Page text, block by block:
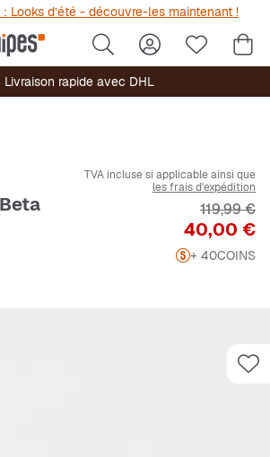
: Looks d’été - découvre-les maintenant !
Livraison rapide avec DHL
TVA incluse si applicable ainsi que
les frais d'expédition
Prix
40,00 €
Prix
119,99 €
+ 40COINS